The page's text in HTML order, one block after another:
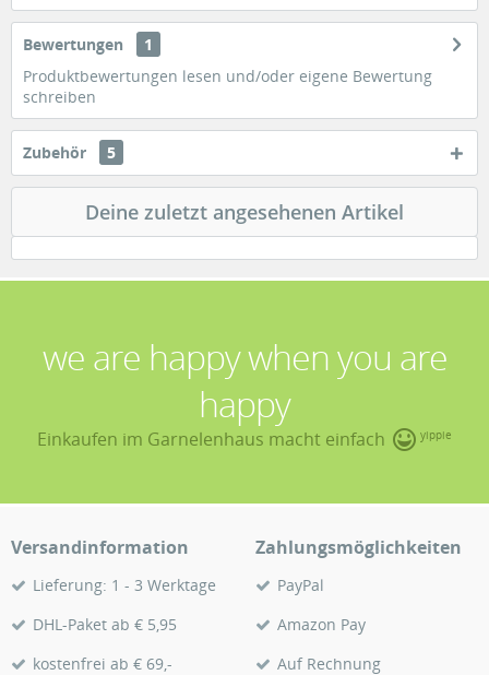
Bewertungen
1
Produktbewertungen lesen und/oder eigene Bewertung
schreiben
Zubehör 5
Deine zuletzt angesehenen Artikel
we are happy when you are
happy
Einkaufen im Garnelenhaus macht einfach yippie
Versandinformation
Lieferung: 1 - 3 Werktage
DHL-Paket ab € 5,95
kostenfrei ab € 69,-
Zahlungsmöglichkeiten
PayPal
Amazon Pay
Auf Rechnung